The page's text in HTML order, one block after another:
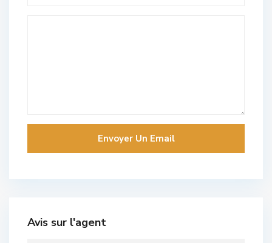
Avis sur l'agent